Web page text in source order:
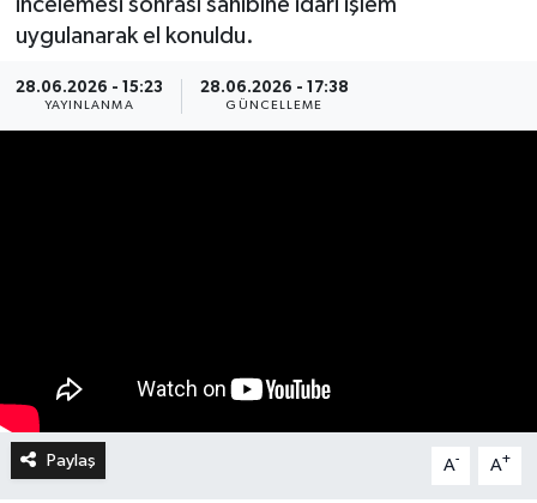
uygulanarak el konuldu.
28.06.2026 - 15:23
YAYINLANMA
28.06.2026 - 17:38
GÜNCELLEME
Paylaş A- A+
Haber Arşivi